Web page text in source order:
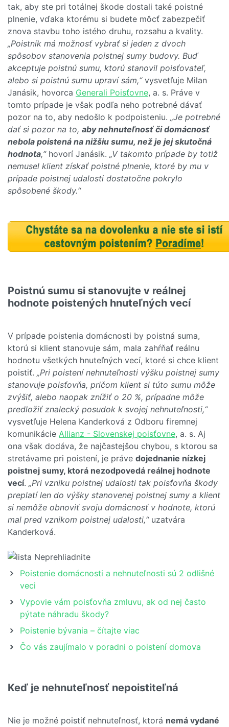
tak, aby ste pri totálnej škode dostali také poistné
plnenie, vďaka ktorému si budete môcť zabezpečiť
znova stavbu toho istého druhu, rozsahu a kvality.
„Poistník má možnosť vybrať si jeden z dvoch
spôsobov stanovenia poistnej sumy budovy. Buď
akceptuje poistnú sumu, ktorú stanovil poisťovateľ,
alebo si poistnú sumu upraví sám,“vysvetľuje Milan
Janásik, hovorca Generali Poisťovne, a. s. Práve v
tomto prípade je však podľa neho potrebné dávať
pozor na to, aby nedošlo k podpoisteniu. „Je potrebné
dať si pozor na to, aby nehnuteľnosť či domácnosť
nebola poistená na nižšiu sumu, než je jej skutočná
hodnota,“hovorí Janásik. „V takomto prípade by totiž
nemusel klient získať poistné plnenie, ktoré by mu v
prípade poistnej udalosti dostatočne pokrylo
spôsobené škody.“
Poistnú sumu si stanovujte v reálnej
hodnote poistených hnuteľných vecí
V prípade poistenia domácnosti by poistná suma,
ktorú si klient stanovuje sám, mala zahŕňať reálnu
hodnotu všetkých hnuteľných vecí, ktoré si chce klient
poistiť. „Pri poistení nehnuteľnosti výšku poistnej sumy
stanovuje poisťovňa, pričom klient si túto sumu môže
zvýšiť, alebo naopak znížiť o 20 %, prípadne môže
predložiť znalecký posudok k svojej nehnuteľnosti,“
vysvetľuje Helena Kanderková z Odboru firemnej
komunikácie Allianz - Slovenskej poisťovne, a. s. Aj
ona však dodáva, že najčastejšou chybou, s ktorou sa
stretávame pri poistení, je práve dojednanie nízkej
poistnej sumy, ktorá nezodpovedá reálnej hodnote
vecí. „Pri vzniku poistnej udalosti tak poisťovňa škody
preplatí len do výšky stanovenej poistnej sumy a klient
si nemôže obnoviť svoju domácnosť v hodnote, ktorú
mal pred vznikom poistnej udalosti,“uzatvára
Kanderková.
Poistenie domácnosti a nehnuteľnosti sú 2 odlišné
veci
Vypovie vám poisťovňa zmluvu, ak od nej často
pýtate náhradu škody?
Poistenie bývania – čítajte viac
Čo vás zaujímalo v poradni o poistení domova
Keď je nehnuteľnosť nepoistiteľná
Nie je možné poistiť nehnuteľnosť, ktorá nemá vydané